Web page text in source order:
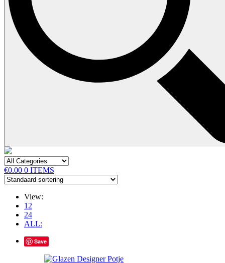
€0.00 0 ITEMS
View:
12
24
ALL:
Save